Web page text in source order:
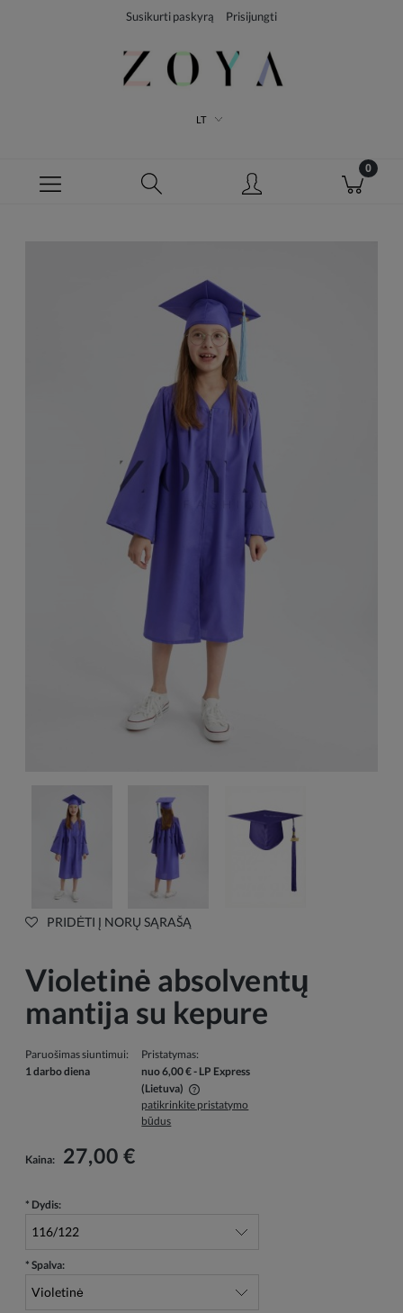
Susikurti paskyrą Prisijungti
LT
PRIDĖTI Į NORŲ SĄRAŠĄ
Violetinė absolventų
mantija su kepure
Paruošimas siuntimui:
1 darbo diena
Pristatymas:
nuo 6,00 €- LP Express
(Lietuva)
Į kainą neįskaičiuotos galimos mokėjimo išlaidos
patikrinkite pristatymo
būdus
Kaina: 27,00 €
* Dydis:
* Spalva: